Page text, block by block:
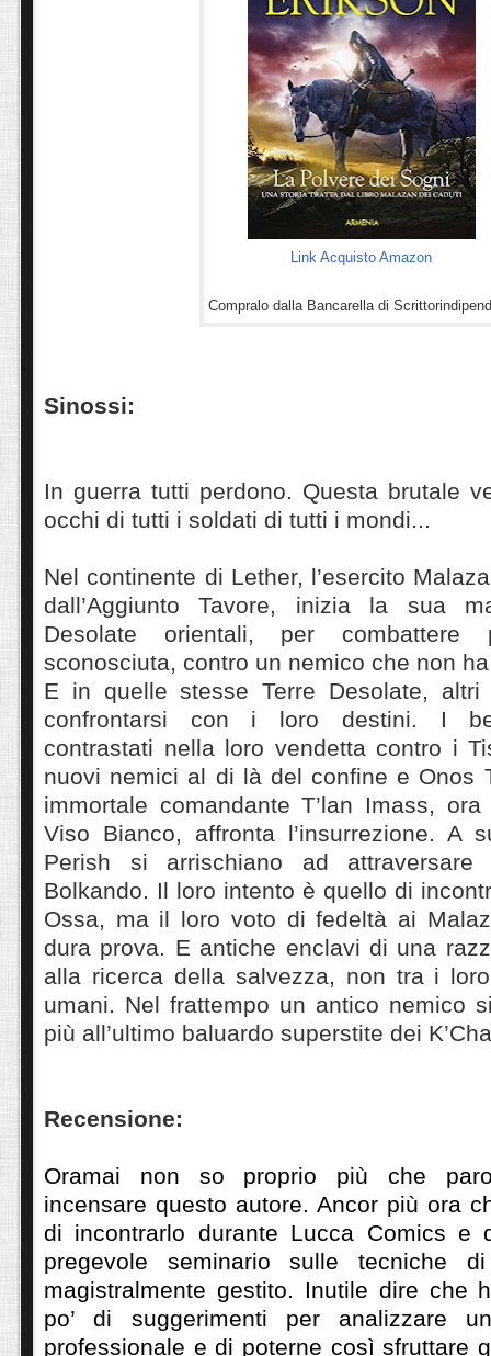
Link Acquisto Amazon
Compralo dalla Bancarella di
Sinossi:
In guerra tutti perdono. Questa brutale
occhi di tutti i soldati di tutti i mondi...
Nel continente di Lether, l’esercito
dall’Aggiunto Tavore, inizia la sua
Desolate orientali, per
sconosciuta, contro un nemico che non
E in quelle stesse Terre Desolate,
confrontarsi con i loro destini. I
contrastati nella loro vendetta contro i
nuovi nemici al di là del confine e Onos
immortale comandante T’lan Imass,
Viso Bianco, affronta l’insurrezione. A
Perish si arrischiano ad attraversare
Bolkando. Il loro intento è quello di
Ossa, ma il loro voto di fedeltà ai
dura prova. E antiche enclavi di una
alla ricerca della salvezza, non tra i
umani. Nel frattempo un antico nemico
più all’ultimo baluardo superstite dei
Recensione:
Oramai non so proprio più che
incensare questo autore. Ancor più ora
di incontrarlo durante Lucca Comics e
pregevole seminario sulle tecniche
magistralmente gestito. Inutile dire che
po’ di suggerimenti per analizzare
professionale e di poterne così sfruttare